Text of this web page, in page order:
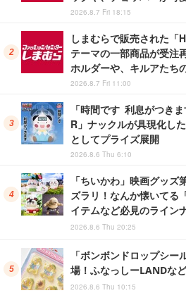
2026.8.7 Fri 18:15
しまむらで販売された「
テーマの一部商品が受注
ホルダーや、キルアたち
2026.8.7 Fri 11:00
「時間です 利息がつき
R」ナックルが具現化し
としてプライズ展開
2026.8.6 Thu 6:10
「ちいかわ」映画グッ
ズラリ！なんか懐いてる
イテムなど必見のライン
2026.8.6 Thu 20:25
「ボンボンドロップシ
場！ふなっしーLANDな
2026.8.6 Thu 10:15